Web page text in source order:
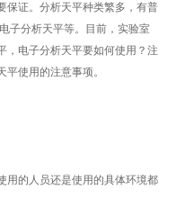
保证。分析天平种类繁多，有普
子分析天平等。目前，实验室
，电子分析天平要如何使用？注
使用的注意事项。
用的人员还是使用的具体环境都